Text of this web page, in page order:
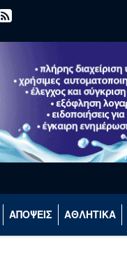
ΑΠΟΨΕΙΣ ΑΘΛΗΤΙΚΑ